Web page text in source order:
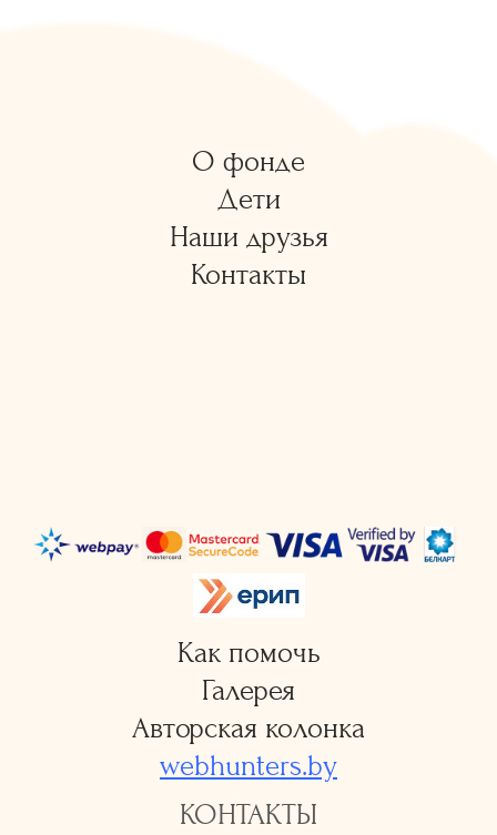
О фонде
Дети
Наши друзья
Контакты
Как помочь
Галерея
Авторская колонка
webhunters.by
КОНТАКТЫ